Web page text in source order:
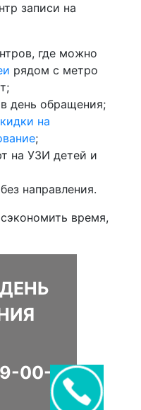
записи на
где можно
рядом с метро
день обращения;
на
;
на УЗИ детей и
без направления.
время,
00-